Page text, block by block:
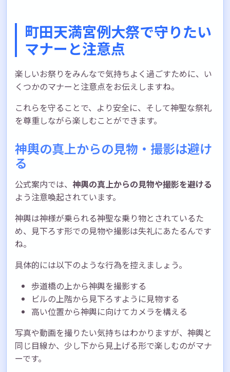
町田天満宮例大祭で守りたい
マナーと注意点
楽しいお祭りをみんなで気持ちよく過ごすために、い
くつかのマナーと注意点をお伝えしますね。
これらを守ることで、より安全に、そして神聖な祭礼
を尊重しながら楽しむことができます。
神輿の真上からの見物・撮影は避け
る
公式案内では、 神輿の真上からの見物や撮影を避ける
よう注意喚起されています。
神輿は神様が乗られる神聖な乗り物とされているた
め、見下ろす形での見物や撮影は失礼にあたるんです
ね。
具体的には以下のような行為を控えましょう。
歩道橋の上から神輿を撮影する
ビルの上階から見下ろすように見物する
高い位置から神輿に向けてカメラを構える
写真や動画を撮りたい気持ちはわかりますが、神輿と
同じ目線か、少し下から見上げる形で楽しむのがマナ
ーです。